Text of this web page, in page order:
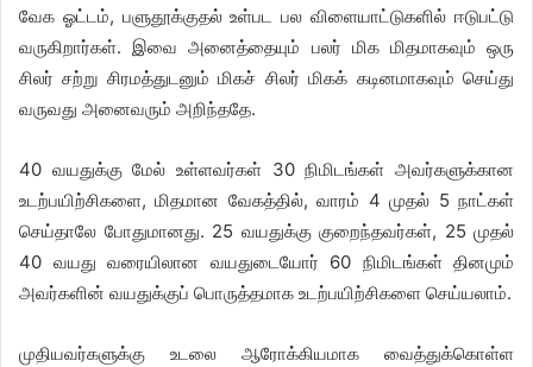
வேக ஓட்டம், பளுதூக்குதல் உள்பட பல விளையாட்டுகளில் ஈடுபட்டு
வருகிறார்கள். இவை அனைத்தையும் பலர் மிக மிதமாகவும் ஒரு
சிலர் சற்று சிரமத்துடனும் மிகச் சிலர் மிகக் கடினமாகவும் செய்து
வருவது அனைவரும் அறிந்ததே.
40 வயதுக்கு மேல் உள்ளவர்கள் 30 நிமிடங்கள் அவர்களுக்கான
உடற்பயிற்சிகளை, மிதமான வேகத்தில், வாரம் 4 முதல் 5 நாட்கள்
செய்தாலே போதுமானது. 25 வயதுக்கு குறைந்தவர்கள், 25 முதல்
40 வயது வரையிலான வயதுடையோர் 60 நிமிடங்கள் தினமும்
அவர்களின் வயதுக்குப் பொருத்தமாக உடற்பயிற்சிகளை செய்யலாம்.
முதியவர்களுக்கு உடலை ஆரோக்கியமாக வைத்துக்கொள்ள